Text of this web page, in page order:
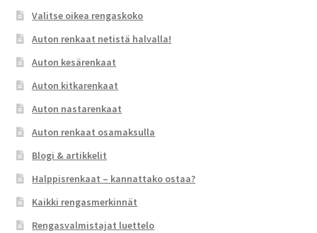
Valitse oikea rengaskoko
Auton renkaat netistä halvalla!
Auton kesärenkaat
Auton kitkarenkaat
Auton nastarenkaat
Auton renkaat osamaksulla
Blogi & artikkelit
Halppisrenkaat – kannattako ostaa?
Kaikki rengasmerkinnät
Rengasvalmistajat luettelo